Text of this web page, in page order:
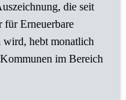
die seit
für Erneuerbare
hebt monatlich
im Bereich